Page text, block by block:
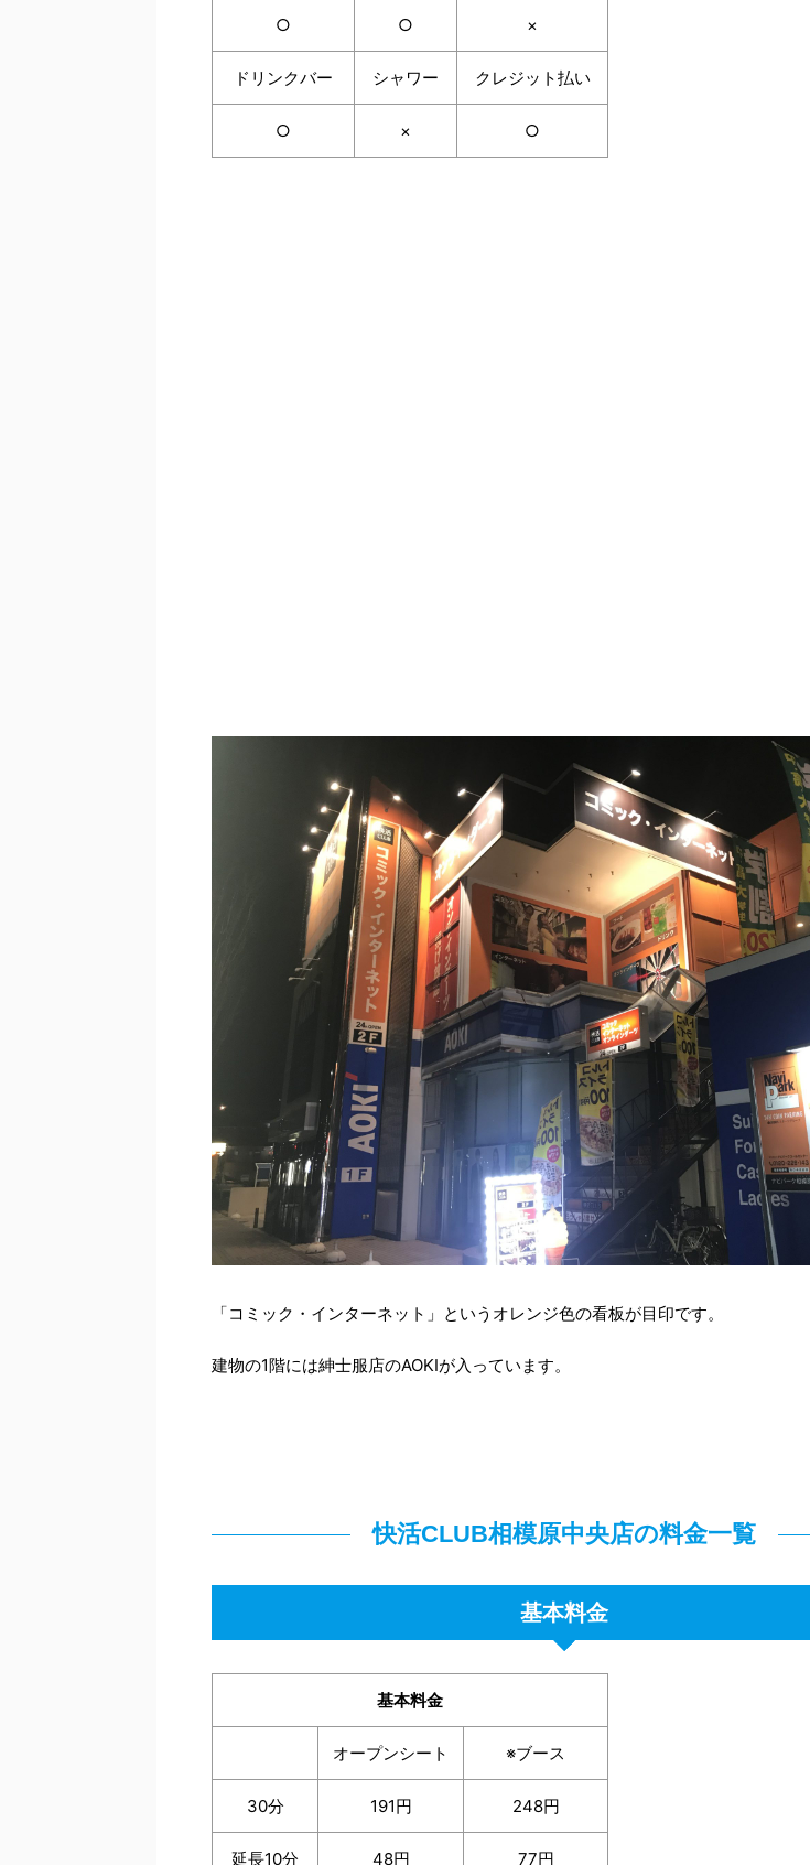
○ ○ ×
ドリンクバー シャワー クレジット払い
○ × ○
「コミック・インターネット」というオレンジ色の看板が目印です。
建物の1階には紳士服店のAOKIが入っています。
快活CLUB相模原中央店の料金一覧
基本料金
基本料金
オープンシート ※ブース
30分 191円 248円
延長10分 48円 77円